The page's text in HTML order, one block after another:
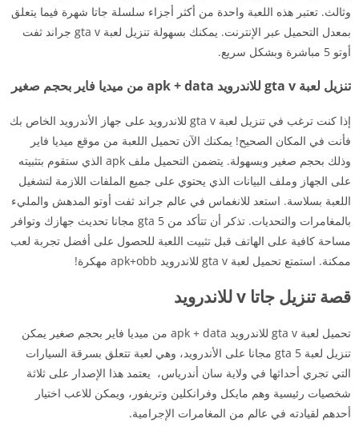
وثالث. تعتبر هذه اللعبة واحدة من أكثر أجزاء سلسلة جاتا شهرة فيما يتعلق
بمعدل التحميل عبر الإنترنت. يمكنك بسهولة تنزيل لعبة gta v جراند ثفت
أوتو 5 مباشرة وبشكل سريع.
تنزيل لعبة gta v للاندرويد apk + data من ميديا فاير بحجم صغير
إذا كنت ترغب في تنزيل لعبة gta v للاندرويد على جهاز الأندرويد الخاص بك
فأنت في المكان الصحيح! يمكنك الآن تحميل اللعبة من موقع ميديا فاير
وذلك بحجم صغير وبسهولة. يتضمن التحميل ملف apk الذي ستقوم بتثبيته
على الجهاز وملف البيانات الذي يحتوي على جميع الملفات اللازمة لتشغيل
اللعبة بسلاسة. استعد للانغماس في عالم جراند ثفت أوتو المدهش والمليء
بالمغامرات والتحديات. تذكر أن تتأكد من gta 5 مجانا تحديث جهازك وتوافر
مساحة كافية على الهاتف قبل تثبيت اللعبة للحصول على أفضل تجربة لعب
ممكنة. استمتع تحميل لعبة gta v للاندرويد apk+obb مهكرة!
قصة تنزيل جاتا v للاندرويد
تحميل لعبة gta v للاندرويد apk + data من ميديا فاير بحجم صغير يمكن
تنزيل لعبة gta 5 مجانا على الأندرويد، وهي لعبة تتعلق بسرقة السيارات
التي تجري أحداثها في ولاية سان أندرياس، يعتمد هذا الإصدار على ثلاثة
شخصيات رئيسية وهم مايكل وفرانكلين وتريفور، ويمكن للاعب اختيار
أحدهم لقيادته في عالم من المغامرات الإجرامية.